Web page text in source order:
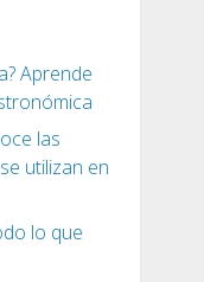
Aprende
las
utilizan en
lo que